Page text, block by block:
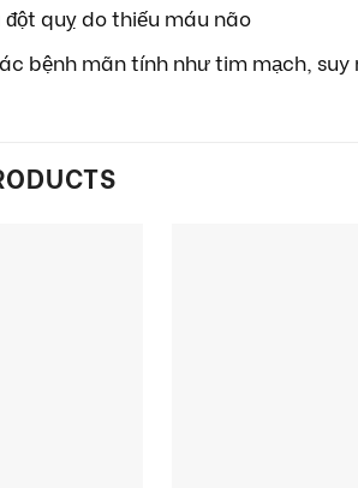
đột quỵ do thiếu máu não
bệnh mãn tính như tim mạch,